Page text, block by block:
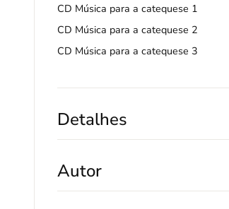
CD Música para a catequese 1
CD Música para a catequese 2
CD Música para a catequese 3
Detalhes
Autor